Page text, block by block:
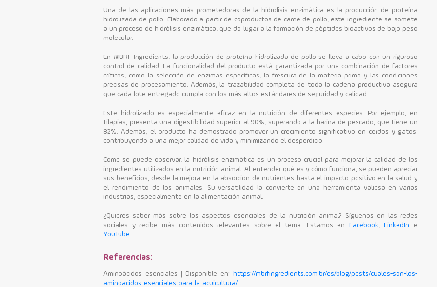
Una de las aplicaciones más prometedoras de la hidrólisis enzimática es la producción de proteína
hidrolizada de pollo. Elaborado a partir de coproductos de carne de pollo, este ingrediente se somete
a un proceso de hidrólisis enzimática, que da lugar a la formación de péptidos bioactivos de bajo peso
molecular.
En MBRF Ingredients, la producción de proteína hidrolizada de pollo se lleva a cabo con un riguroso
control de calidad. La funcionalidad del producto está garantizada por una combinación de factores
críticos, como la selección de enzimas específicas, la frescura de la materia prima y las condiciones
precisas de procesamiento. Además, la trazabilidad completa de toda la cadena productiva asegura
que cada lote entregado cumpla con los más altos estándares de seguridad y calidad.
Este hidrolizado es especialmente eficaz en la nutrición de diferentes especies. Por ejemplo, en
tilapias, presenta una digestibilidad superior al 90%, superando a la harina de pescado, que tiene un
82%. Además, el producto ha demostrado promover un crecimiento significativo en cerdos y gatos,
contribuyendo a una mejor calidad de vida y minimizando el desperdicio.
Como se puede observar, la hidrólisis enzimática es un proceso crucial para mejorar la calidad de los
ingredientes utilizados en la nutrición animal. Al entender qué es y cómo funciona, se pueden apreciar
sus beneficios, desde la mejora en la absorción de nutrientes hasta el impacto positivo en la salud y
el rendimiento de los animales. Su versatilidad la convierte en una herramienta valiosa en varias
industrias, especialmente en la alimentación animal.
¿Quieres saber más sobre los aspectos esenciales de la nutrición animal? Síguenos en las redes
sociales y recibe más contenidos relevantes sobre el tema. Estamos en Facebook ,LinkedIn e
YouTube
Referencias:
Aminoácidos esenciales | Disponible en: https://mbrfingredients.com.br/es/blog/posts/cuales-son-los-
aminoacidos-esenciales-para-la-acuicultura/